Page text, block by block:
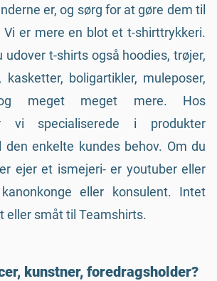
er, og sørg for at gøre dem til
er mere en blot et t-shirttrykkeri.
udover t-shirts også hoodies, trøjer,
kasketter, boligartikler, muleposer,
meget meget mere. Hos
vi specialiserede i produkter
enkelte kundes behov. Om du
ejer et ismejeri- er youtuber eller
eller konsulent. Intet
eller småt til Teamshirts.
kunstner, foredragsholder?